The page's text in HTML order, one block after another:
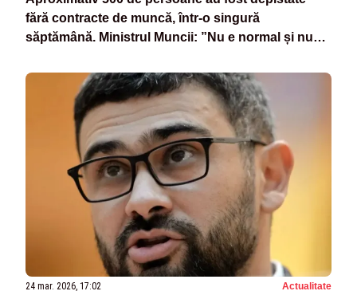
fără contracte de muncă, într-o singură
săptămână. Ministrul Muncii: ”Nu e normal și nu
24 mar. 2026, 17:02 Actualitate